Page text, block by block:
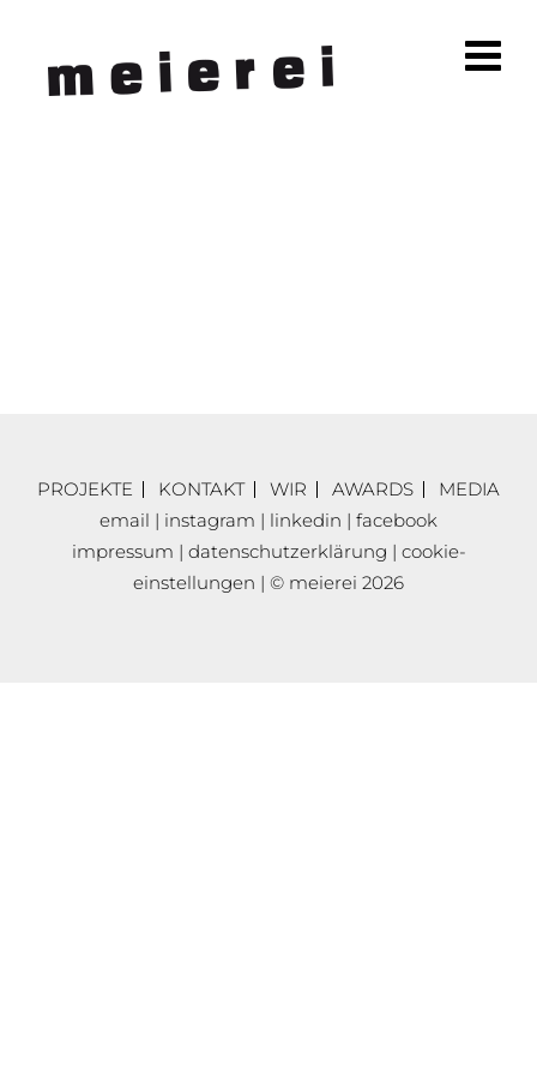
PROJEKTE KONTAKT WIR AWARDS
MEDIA
email | instagram | linkedin | facebook
impressum | datenschutzerklärung | cookie-
einstellungen | © meierei 2026